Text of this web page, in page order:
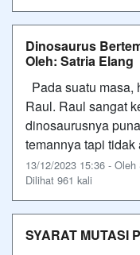
Dinosaurus
Oleh: Satria Elang
Pada suatu
Raul. Raul sangat
dinosaurusnya
temannya tapi
13/12/2023 15:36 -
Dilihat 961 kali
SYARAT MUTASI